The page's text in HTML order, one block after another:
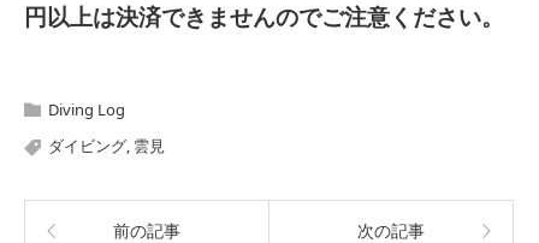
円以上は決済できませんのでご注意ください。
Diving Log
ダイビング, 雲見
前の記事 次の記事